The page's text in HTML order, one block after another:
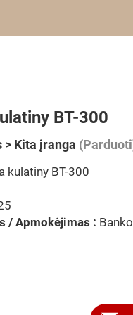
BT-300
Kita įranga
kulatiny BT-300
/ Apmokėjimas :